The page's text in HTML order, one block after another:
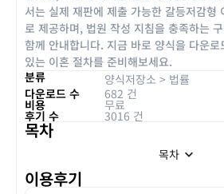
서는 실제 재판에 제출 가능한 갈등저감형
로 제공하며, 법원 작성 지침을 충족하는
함께 안내합니다. 지금 바로 양식을 다운로
있는 이혼 절차를 준비해보세요.
분류
양식저장소 > 법률
다운로드 수
682 건
비용 무료
후기 수 3016 건
목차
목차
이용후기